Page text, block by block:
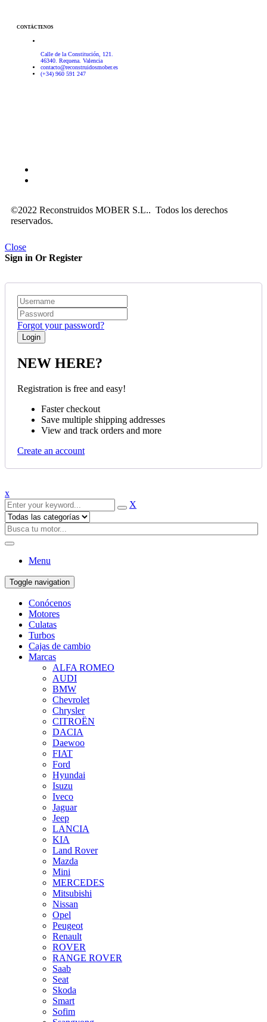
CONTÁCTENOS
Calle de la Constitución, 121.
46340. Requena. Valencia
contacto@reconstruidosmober.es
(+34) 960 591 247
©2022 Reconstruidos MOBER S.L.. Todos los derechos
reservados.
Close
Sign in Or Register
Forgot your password?
NEW HERE?
Registration is free and easy!
Faster checkout
Save multiple shipping addresses
View and track orders and more
Create an account
x
X
Menu
Toggle navigation
Conócenos
Motores
Culatas
Turbos
Cajas de cambio
Marcas
ALFA ROMEO
AUDI
BMW
Chevrolet
Chrysler
CITROËN
DACIA
Daewoo
FIAT
Ford
Hyundai
Isuzu
Iveco
Jaguar
Jeep
LANCIA
KIA
Land Rover
Mazda
Mini
MERCEDES
Mitsubishi
Nissan
Opel
Peugeot
Renault
ROVER
RANGE ROVER
Saab
Seat
Skoda
Smart
Sofim